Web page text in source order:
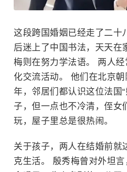
这段跨国婚姻已经走了二十
后迷上了中国书法，天天在
梅则在努力学法语。 两人
化交流活动。 他们在北京
年，邻居们都认识这位法国
子，但一点也不冷清，侄女
玩，屋子里总是很热闹。
关于孩子，两人在结婚前就
克生活。 殷秀梅曾对外坦